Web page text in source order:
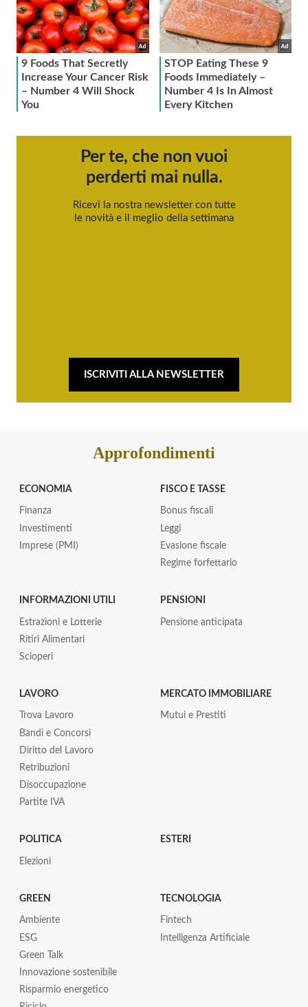
Per te, che non vuoi
perderti mai nulla.
Ricevi la nostra newsletter con tutte
le novità e il meglio della settimana
ISCRIVITI ALLA NEWSLETTER
Approfondimenti
ECONOMIA
Finanza
Investimenti
Imprese (PMI)
FISCO E TASSE
Bonus fiscali
Leggi
Evasione fiscale
Regime forfettario
INFORMAZIONI UTILI
Estrazioni e Lotterie
Ritiri Alimentari
Scioperi
PENSIONI
Pensione anticipata
LAVORO
Trova Lavoro
Bandi e Concorsi
Diritto del Lavoro
Retribuzioni
Disoccupazione
Partite IVA
MERCATO IMMOBILIARE
Mutui e Prestiti
POLITICA
Elezioni
ESTERI
GREEN
Ambiente
ESG
Green Talk
Innovazione sostenibile
Risparmio energetico
TECNOLOGIA
Fintech
Intelligenza Artificiale